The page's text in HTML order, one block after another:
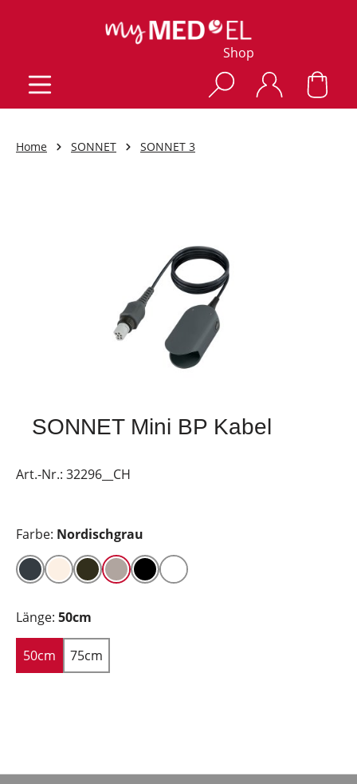
Shop
Home SONNET SONNET 3
SONNET Mini BP Kabel
Art.-Nr.: 32296__CH
Farbe: Nordischgrau
Länge: 50cm
50cm 75cm